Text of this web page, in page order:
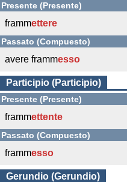
Presente (Presente)
frammettere
Passato (Compuesto)
avere frammesso
Participio (Participio)
Presente (Presente)
frammettente
Passato (Compuesto)
frammesso
Gerundio (Gerundio)